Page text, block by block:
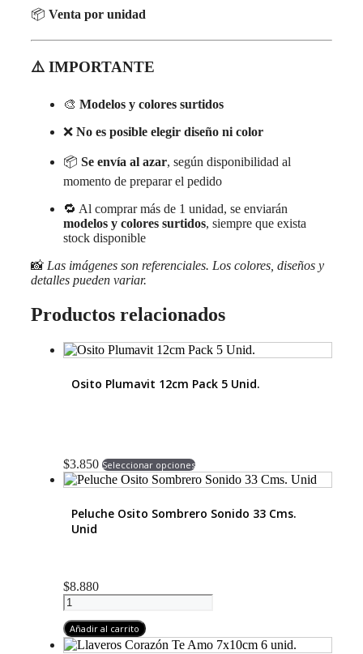
📦 Venta por unidad
⚠️ IMPORTANTE
🎨 Modelos y colores surtidos
❌ No es posible elegir diseño ni color
📦 Se envía al azar, según disponibilidad al
momento de preparar el pedido
🔁 Al comprar más de 1 unidad, se enviarán
modelos y colores surtidos, siempre que exista
stock disponible
📸 Las imágenes son referenciales. Los colores, diseños y
detalles pueden variar.
Productos relacionados
Osito Plumavit 12cm Pack 5 Unid.
$3.850 Seleccionar opcionesproducto
tiene
variantes.
de
Peluche Osito Sombrero Sonido 33 Cms.
Unid
$8.880
Peluche
Osito
Sombrero
Sonido
Añadir al carrito